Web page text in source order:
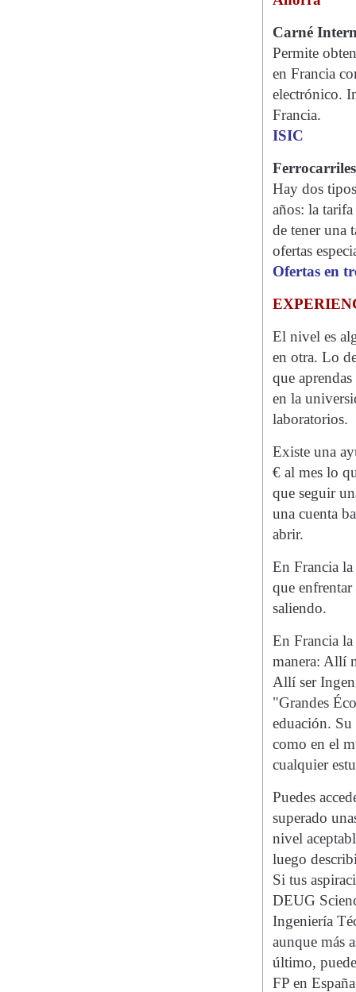
Carné
Permite
en Francia
electrónico.
Francia.
ISIC
Hay dos
años: la
de tener una
ofertas
Ofertas en
El nivel es
en otra. Lo
que
en la
laboratorios.
Existe una
€ al mes lo
que seguir
una cuenta
abrir.
En Francia la
que
saliendo.
En Francia
manera: Allí
Allí ser
"Grandes
eduación. Su
como en el
cualquier
Puedes
superado
nivel
luego
Si tus
DEUG
Ingeniería
aunque más
último,
FP en